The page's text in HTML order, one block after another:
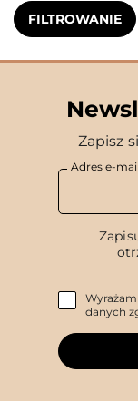
FILTROWANIE
Zapisz
Adres e-mail
danych